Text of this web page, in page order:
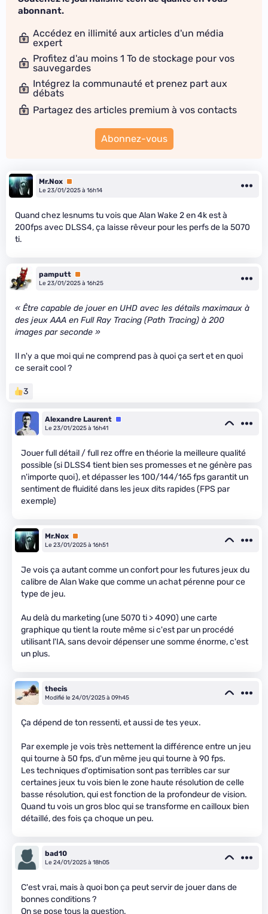
abonnant.
Accédez en illimité aux articles d'un média
expert
Profitez d'au moins 1 To de stockage pour vos
sauvegardes
Intégrez la communauté et prenez part aux
débats
Partagez des articles premium à vos contacts
Abonnez-vous
Mr.Nox Premium
Le 23/01/2025 à 16h14
Quand chez lesnums tu vois que Alan Wake 2 en 4k est à
200fps avec DLSS4, ça laisse rêveur pour les perfs de la 5070
ti.
pamputt Premium
Le 23/01/2025 à 16h25
« Être capable de jouer en UHD avec les détails maximaux à
des jeux AAA en Full Ray Tracing (Path Tracing) à 200
images par seconde »
Il n'y a que moi qui ne comprend pas à quoi ça sert et en quoi
ce serait cool ?
3
Alexandre Laurent Équipe
Le 23/01/2025 à 16h41
Jouer full détail / full rez offre en théorie la meilleure qualité
possible (si DLSS4 tient bien ses promesses et ne génère pas
n'importe quoi), et dépasser les 100/144/165 fps garantit un
sentiment de fluidité dans les jeux dits rapides (FPS par
exemple)
Mr.Nox Premium
Le 23/01/2025 à 16h51
Je vois ça autant comme un confort pour les futures jeux du
calibre de Alan Wake que comme un achat pérenne pour ce
type de jeu.
Au delà du marketing (une 5070 ti > 4090) une carte
graphique qu tient la route même si c'est par un procédé
utilisant l'IA, sans devoir dépenser une somme énorme, c'est
un plus.
thecis
Modifié le 24/01/2025 à 09h45
Ça dépend de ton ressenti, et aussi de tes yeux.
Par exemple je vois très nettement la différence entre un jeu
qui tourne à 50 fps, d'un même jeu qui tourne à 90 fps.
Les techniques d'optimisation sont pas terribles car sur
certaines jeux tu vois bien le zone haute résolution de celle
basse résolution, qui est fonction de la profondeur de vision.
Quand tu vois un gros bloc qui se transforme en cailloux bien
détaillé, des fois ça choque un peu.
bad10
Le 24/01/2025 à 18h05
C'est vrai, mais à quoi bon ça peut servir de jouer dans de
bonnes conditions ?
On se pose tous la question.